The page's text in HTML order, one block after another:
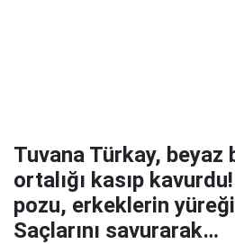
Tuvana Türkay, beyaz
ortalığı kasıp
pozu, erkeklerin
Saçlarını savurarak…